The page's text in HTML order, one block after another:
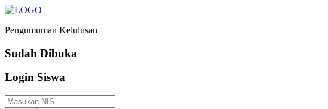
Pengumuman Kelulusan
Sudah Dibuka
Login Siswa